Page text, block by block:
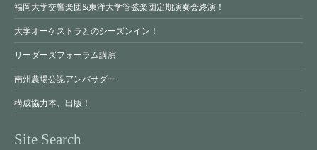
福岡大学交響楽団&東洋大学管弦楽団定期演奏会終演！
大学オーケストラとのシーズンイン！
リーダーズフォーラム講演
南州農場公認アンバサダー
構成協力本、出版！
Site Search